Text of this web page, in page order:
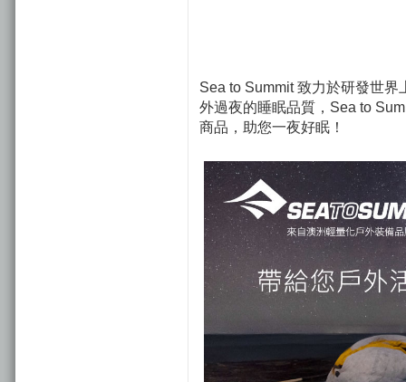
Sea to Summit 致力於研發世
外過夜的睡眠品質，Sea to
商品，助您一夜好眠！